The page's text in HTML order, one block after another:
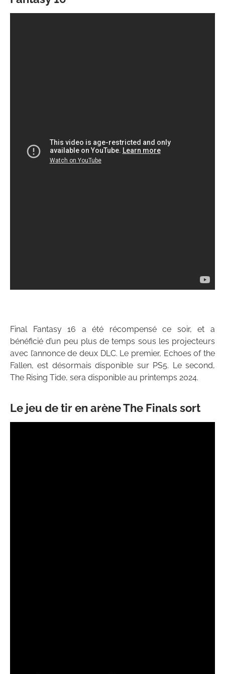
Final Fantasy 16 a été récompensé ce soir, et a
bénéficié d’un peu plus de temps sous les projecteurs
avec l’annonce de deux DLC. Le premier, Echoes of the
Fallen, est désormais disponible sur PS5. Le second,
The Rising Tide, sera disponible au printemps 2024.
Le jeu de tir en arène The Finals sort